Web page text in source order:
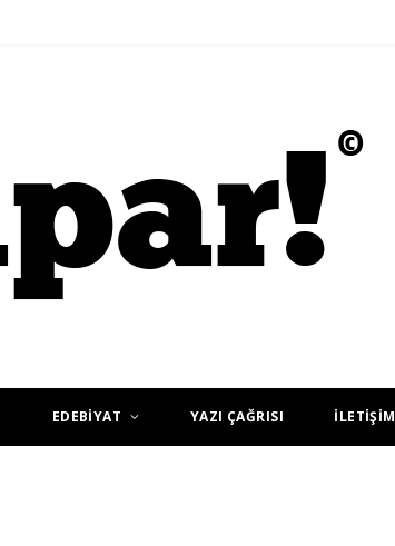
EDEBİYAT YAZI ÇAĞRISI İLETİŞİM